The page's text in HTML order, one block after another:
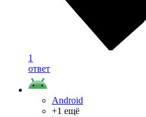
1
ответ
Android
+1 ещё